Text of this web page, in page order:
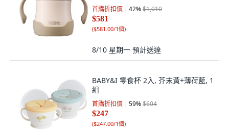
首購折扣價 42%$1,010
$581
($581.00/1個)
8/10 星期一 預計送達
BABY&I 零食杯 2入, 芥末黃+薄荷藍, 1
組
首購折扣價 59%$604
$247
($247.00/1個)